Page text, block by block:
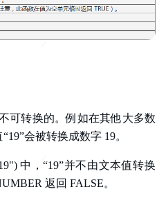
可转换的。例如在其他大多数
会被转换成数字 19。
中，“19”并不由文本值转换
返回 FALSE。